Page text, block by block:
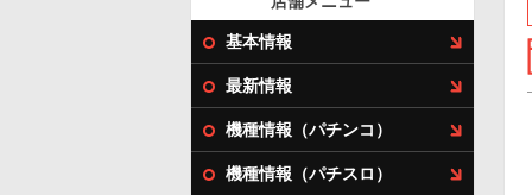
基本情報
最新情報
機種情報（パチンコ）
機種情報（パチスロ）